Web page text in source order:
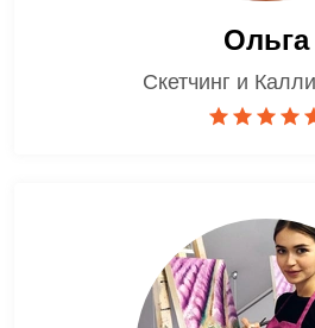
Ольга
Скетчинг и